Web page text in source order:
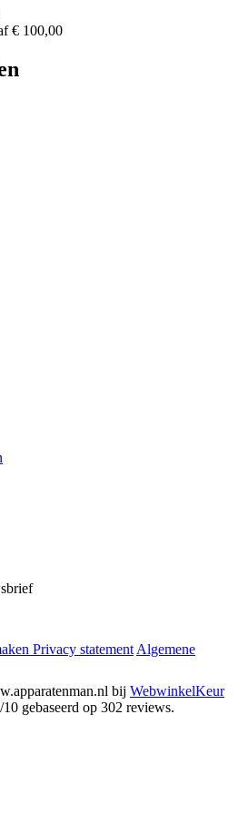
€ 100,00
Privacy statement Algemene
bij WebwinkelKeur
gebaseerd op 302 reviews.